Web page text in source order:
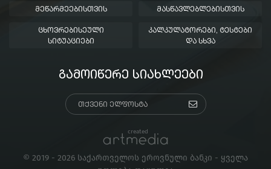
ᲛᲔᲬᲐᲠᲛᲔᲔᲑᲘᲡᲗᲕᲘᲡ ᲛᲐᲡᲬᲐᲕᲚᲔᲑᲚᲔᲑᲘᲡᲗᲕᲘᲡ
ᲪᲮᲝᲕᲠᲔᲑᲘᲡᲔᲣᲚᲘ
ᲡᲘᲢᲣᲐᲪᲘᲔᲑᲘ
ᲙᲐᲚᲙᲣᲚᲐᲢᲝᲠᲔᲑᲘ, ᲢᲔᲡᲢᲔᲑᲘ
ᲓᲐ ᲡᲮᲕᲐ
ᲒᲐᲛᲝᲘᲬᲔᲠᲔ ᲡᲘᲐᲮᲚᲔᲔᲑᲘ
created
© 2019 - 2026 საქართველოს ეროვნული ბანკი - ყველა